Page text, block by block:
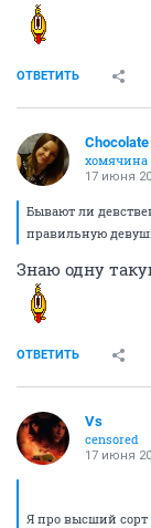
ОТВЕТИТЬ
Chocolate
17 июня
Бывают ли
правильную
Знаю одну
ОТВЕТИТЬ
Vs
censored
17 июня
Я про высший сорт